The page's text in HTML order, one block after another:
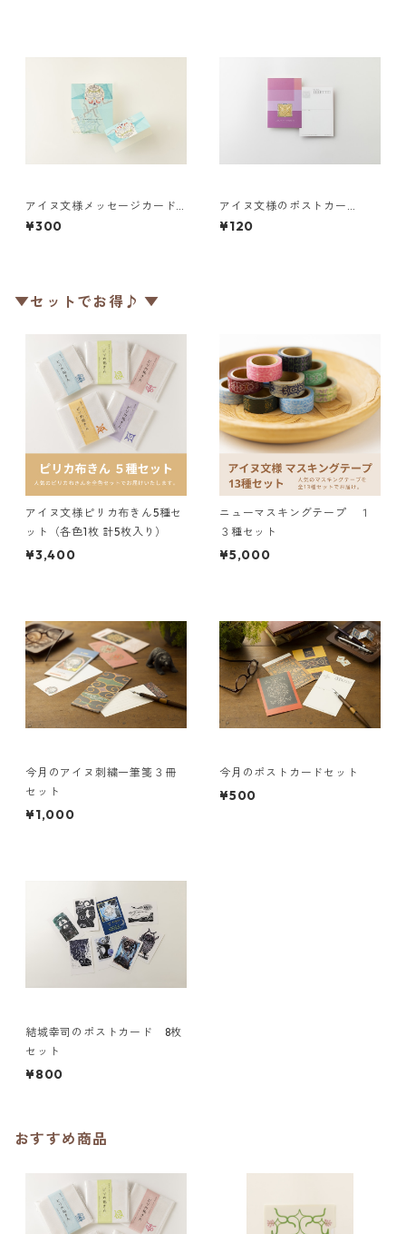
アイヌ文様メッセージカード
２つ折り こんにちは
¥300
アイヌ文様のポストカー
ド "エイワンケ ヤ?"
¥120
▼セットでお得♪ ▼
アイヌ文様ピリカ布きん5種セ
ット（各色1枚 計5枚入り）
¥3,400
ニューマスキングテープ １
３種セット
¥5,000
今月のアイヌ刺繍一筆箋３冊
セット
¥1,000
今月のポストカードセット
¥500
結城幸司のポストカード 8枚
セット
¥800
おすすめ商品